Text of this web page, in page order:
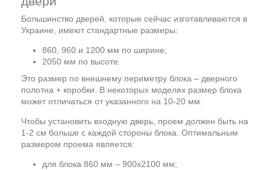
Большинство дверей, которые сейчас изготавливаются в
Украине, имеют стандартные размеры:
860, 960 и 1200 мм по ширине;
2050 мм по высоте.
Это размер по внешнему периметру блока – дверного
полотна + коробки. В некоторых моделях размер блока
может отличаться от указанного на 10-20 мм.
Чтобы установить входную дверь, проем должен быть на
1-2 см больше с каждой стороны блока. Оптимальным
размером проема является:
для блока 860 мм – 900х2100 мм;